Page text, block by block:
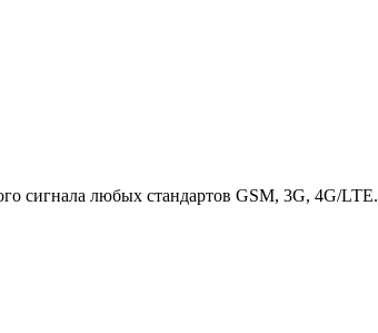
сигнала любых стандартов GSM, 3G, 4G/LTE.